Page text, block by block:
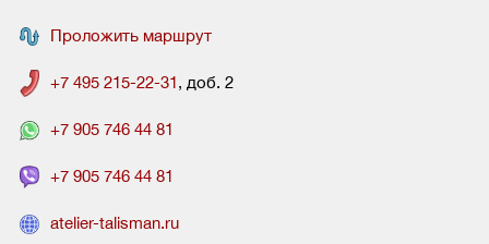
Проложить маршрут
+7 495 215-22-31, доб. 2
+7 905 746 44 81
+7 905 746 44 81
atelier-talisman.ru